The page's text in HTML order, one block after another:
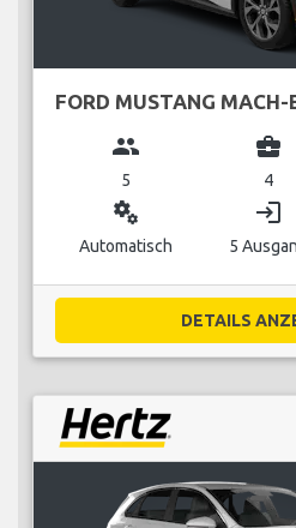
FORD MUSTANG MACH-
group
5
business_center
4
miscellaneous_services
Automatisch
login
5
DETAILS